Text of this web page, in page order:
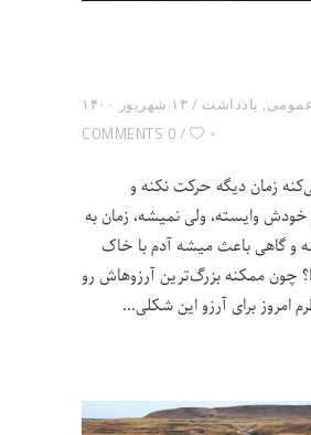
۱۳ شهریور ۱۴۰۰ , یادداشت
0 COMMENTS
۰
زمان دیگه حرکت نکنه و
وایسته، ولی نمیشه، زمان به
و گاهی باعث میشه آدم با خاک
چون ممکنه بزرگ‌ترین آرزوهاش رو
امروز برای آرزو این شکلی